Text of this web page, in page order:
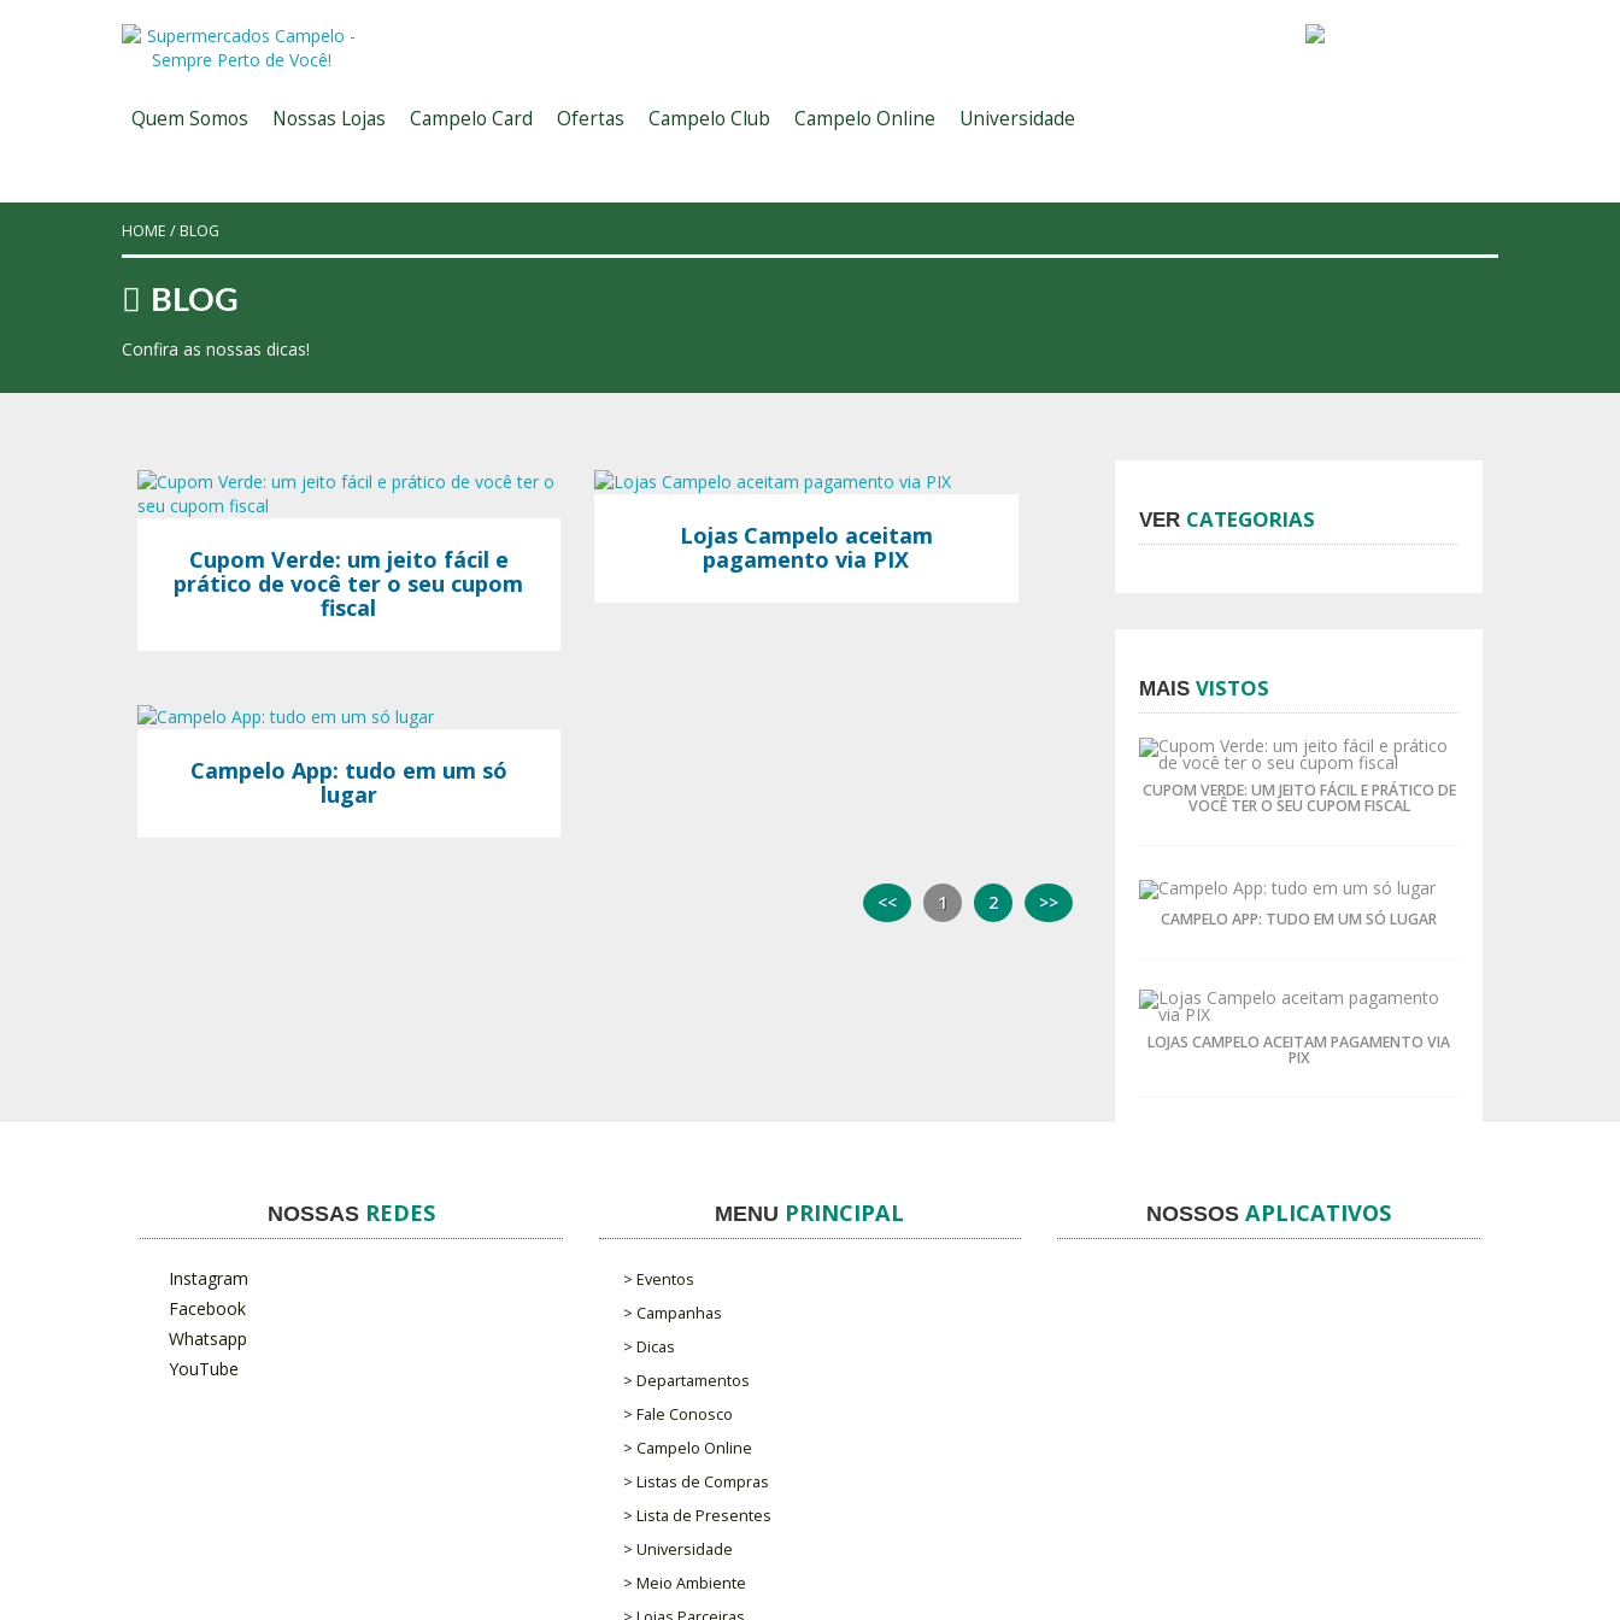
Quem Somos Nossas Lojas Campelo Card Ofertas Campelo Club Campelo Online Universidade
HOME /BLOG
BLOG
Confira as nossas dicas!
VER CATEGORIAS
MAISVISTOS
CUPOM VERDE: UM JEITO FÁCIL E PRÁTICO DE
VOCÊ TER O SEU CUPOM FISCAL
CAMPELO APP: TUDO EM UM SÓ LUGAR
LOJAS CAMPELO ACEITAM PAGAMENTO VIA
PIX
Cupom Verde: um jeito fácil e
prático de você ter o seu cupom
fiscal
Lojas Campelo aceitam
pagamento via PIX
Campelo App: tudo em um só
lugar
<< 1 2 >>
NOSSAS REDES
Instagram
Facebook
Whatsapp
YouTube
MENU PRINCIPAL
> Eventos
> Campanhas
> Dicas
> Departamentos
> Fale Conosco
> Campelo Online
> Listas de Compras
> Lista de Presentes
> Universidade
> Meio Ambiente
NOSSOSAPLICATIVOS